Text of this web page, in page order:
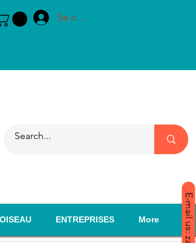
Se connecter
ENTREPRISES More